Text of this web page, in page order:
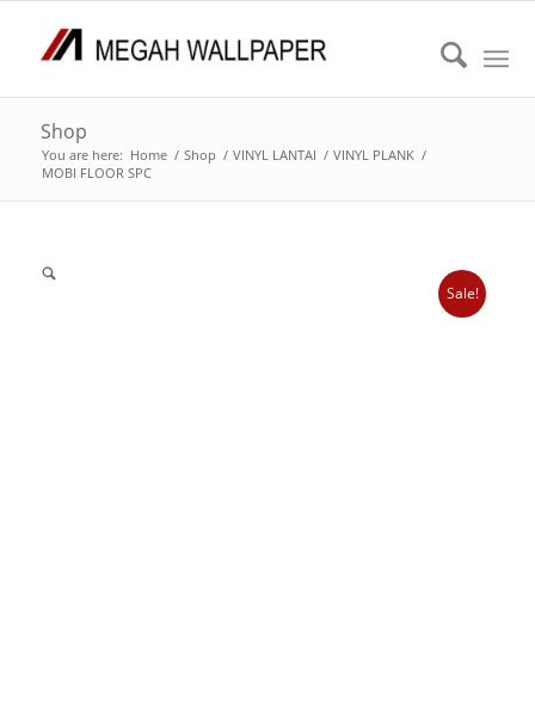
Shop
You are here: Home / Shop / VINYL LANTAI / VINYL PLANK /
MOBI FLOOR SPC
Sale!